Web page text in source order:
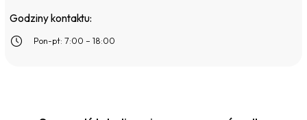
Godziny kontaktu:
Pon-pt: 7:00 – 18:00